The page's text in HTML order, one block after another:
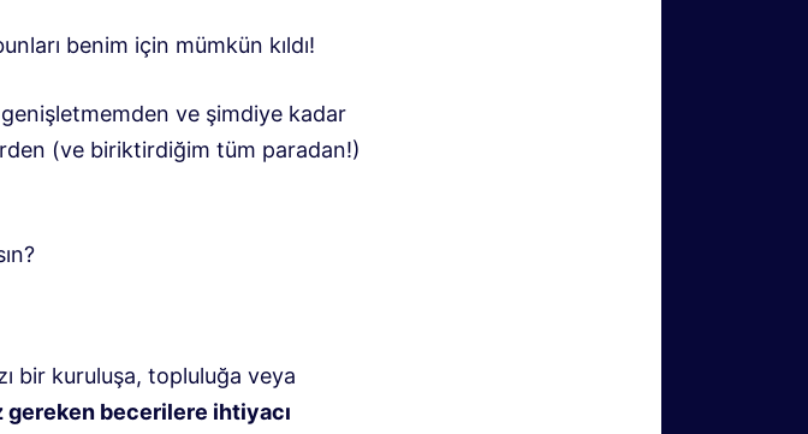
benim için mümkün kıldı!
ve şimdiye kadar
(ve biriktirdiğim tüm paradan!)
bir kuruluşa, topluluğa veya
gereken becerilere ihtiyacı